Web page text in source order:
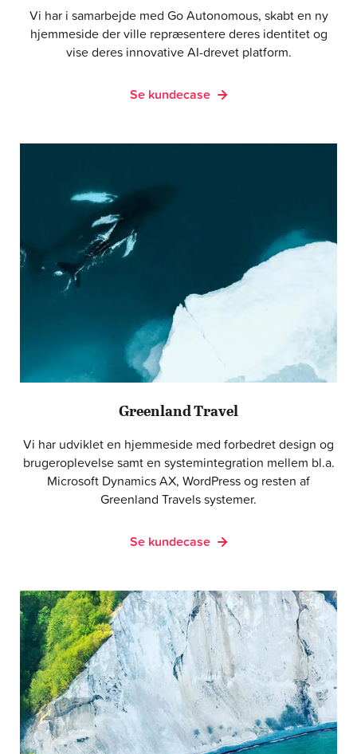
Vi har i samarbejde med Go Autonomous, skabt en ny
hjemmeside der ville repræsentere deres identitet og
vise deres innovative AI-drevet platform.
Se kundecase
Greenland Travel
Vi har udviklet en hjemmeside med forbedret design og
brugeroplevelse samt en systemintegration mellem bl.a.
Microsoft Dynamics AX, WordPress og resten af
Greenland Travels systemer.
Se kundecase